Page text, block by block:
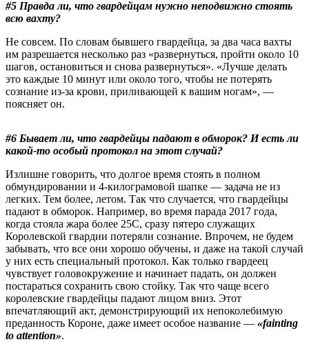
#5 Правда ли, что гвардейцам нужно неподвижно стоять
всю вахту?
Не совсем. По словам бывшего гвардейца, за два часа вахты
им разрешается несколько раз «развернуться, пройти около 10
шагов, остановиться и снова развернуться». «Лучше делать
это каждые 10 минут или около того, чтобы не потерять
сознание из-за крови, приливающей к вашим ногам», —
поясняет он.
#6 Бывает ли, что гвардейцы падают в обморок? И есть ли
какой-то особый протокол на этот случай?
Излишне говорить, что долгое время стоять в полном
обмундировании и 4-килограмовой шапке — задача не из
легких. Тем более, летом. Так что случается, что гвардейцы
падают в обморок. Например, во время парада 2017 года,
когда стояла жара более 25C, сразу пятеро служащих
Королевской гвардии потеряли сознание. Впрочем, не будем
забывать, что все они хорошо обучены, и даже на такой случай
у них есть специальный протокол. Как только гвардеец
чувствует головокружение и начинает падать, он должен
постараться сохранить свою стойку. Так что чаще всего
королевские гвардейцы падают лицом вниз. Этот
впечатляющий акт, демонстрирующий их непоколебимую
преданность Короне, даже имеет особое название — «fainting
to attention».